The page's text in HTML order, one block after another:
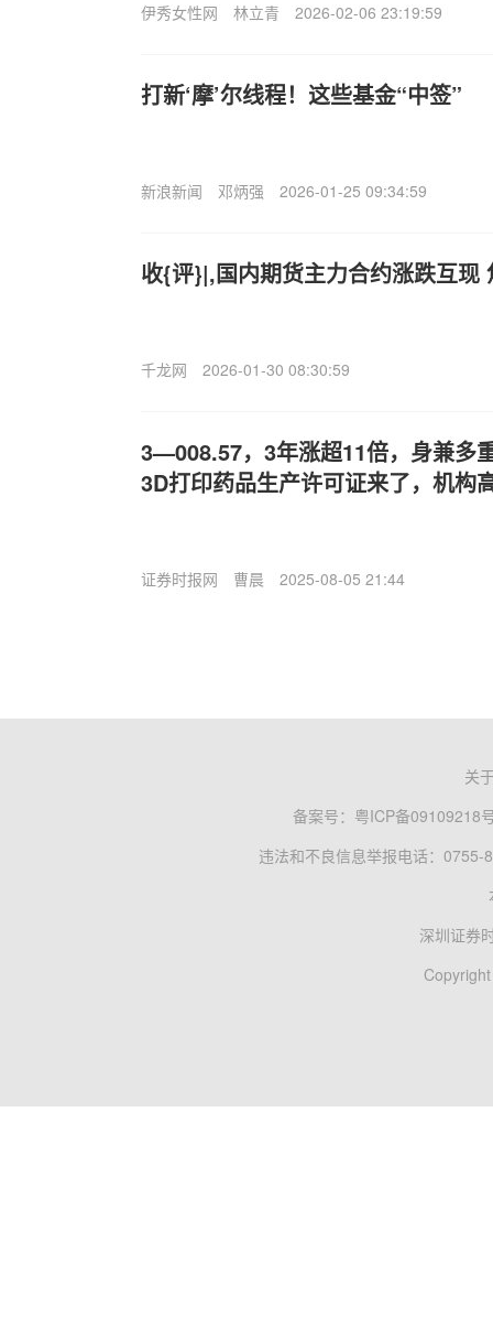
伊秀女性网 林立青 2026-02-06 23:19:59
打新‘摩’尔线程！这些基金“中签”
新浪新闻 邓炳强 2026-01-25 09:34:59
收{评}|,国内期货主力合约涨跌互现
千龙网 2026-01-30 08:30:59
3—008.57，3年涨超11倍，身兼多
3D打印药品生产许可证来了，机构
证券时报网 曹晨 2025-08-05 21:44
关
备案号： 粤ICP备09109218
违法和不良信息举报电话：0755-
深圳证券